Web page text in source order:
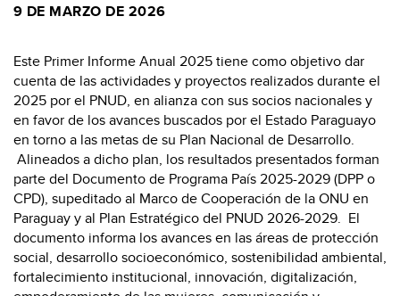
9 DE MARZO DE 2026
Este Primer Informe Anual 2025 tiene como objetivo dar
cuenta de las actividades y proyectos realizados durante el
2025 por el PNUD, en alianza con sus socios nacionales y
en favor de los avances buscados por el Estado Paraguayo
en torno a las metas de su Plan Nacional de Desarrollo.
Alineados a dicho plan, los resultados presentados forman
parte del Documento de Programa País 2025-2029 (DPP o
CPD), supeditado al Marco de Cooperación de la ONU en
Paraguay y al Plan Estratégico del PNUD 2026-2029. El
documento informa los avances en las áreas de protección
social, desarrollo socioeconómico, sostenibilidad ambiental,
fortalecimiento institucional, innovación, digitalización,